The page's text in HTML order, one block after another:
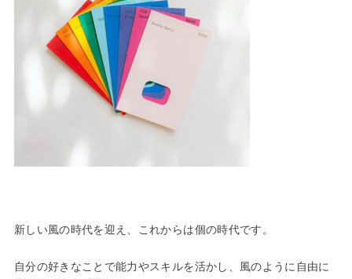
新しい風の時代を迎え、これからは個の時代です。
自分の好きなことで能力やスキルを活かし、風のように自由に